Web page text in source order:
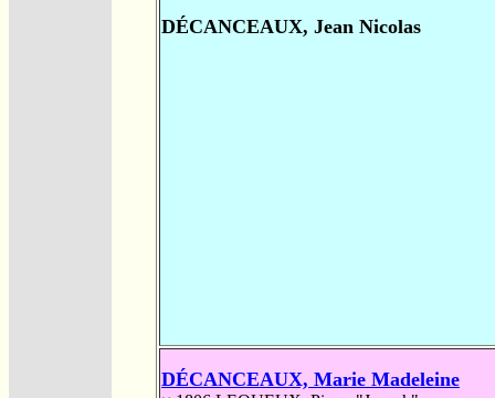
DÉCANCEAUX, Jean Nicolas
DÉCANCEAUX, Marie Madeleine